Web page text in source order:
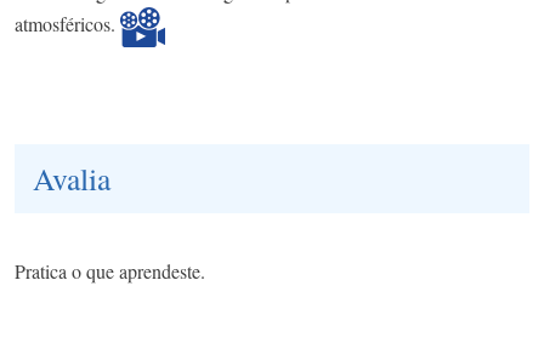
atmosféricos.
Avalia
Pratica o que aprendeste.